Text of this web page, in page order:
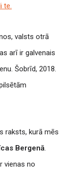
te.
valsts otrā
arī ir galvenais
Šobrīd, 2018.
raksts, kurā mēs
Bergenā.
vienas no